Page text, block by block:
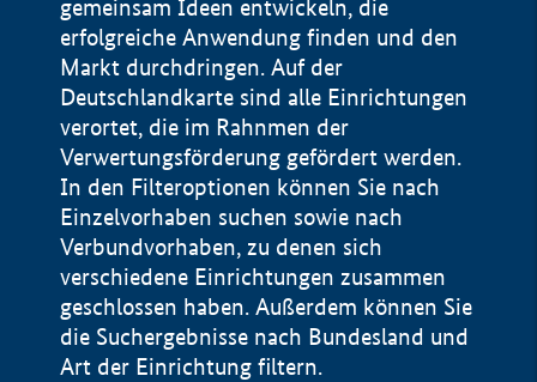
gemeinsam Ideen entwickeln, die
erfolgreiche Anwendung finden und den
Markt durchdringen. Auf der
Deutschlandkarte sind alle Einrichtungen
verortet, die im Rahnmen der
Verwertungsförderung gefördert werden.
In den Filteroptionen können Sie nach
Einzelvorhaben suchen sowie nach
Verbundvorhaben, zu denen sich
verschiedene Einrichtungen zusammen
geschlossen haben. Außerdem können Sie
die Suchergebnisse nach Bundesland und
Art der Einrichtung filtern.